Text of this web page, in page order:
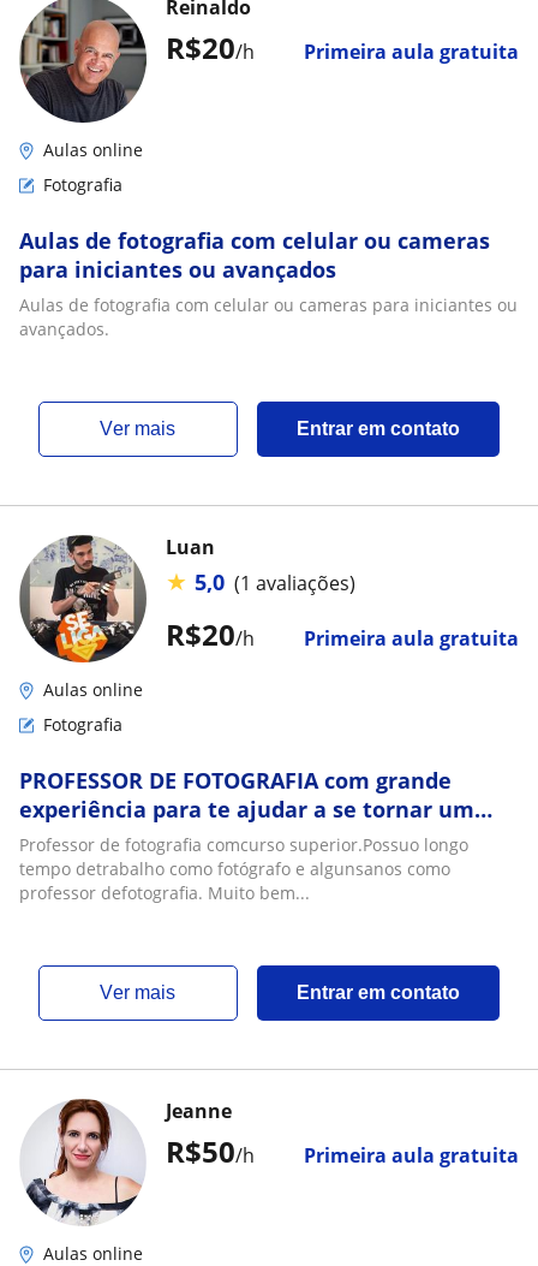
R$20/h Primeira aula gratuita
Reinaldo
Aulas online
Fotografia
Aulas de fotografia com celular ou cameras
para iniciantes ou avançados
Aulas de fotografia com celular ou cameras para iniciantes ou
avançados.
ver mais Entrar em contato
R$20/h Primeira aula gratuita
Luan
★ 5,0 (1 avaliações)
Aulas online
Fotografia
PROFESSOR DE FOTOGRAFIA com grande
experiência para te ajudar a se tornar um
fotografo profissional
Professor de fotografia comcurso superior.Possuo longo
tempo detrabalho como fotógrafo e algunsanos como
professor defotografia. Muito bem...
ver mais Entrar em contato
R$50/h Primeira aula gratuita
Jeanne
Aulas online